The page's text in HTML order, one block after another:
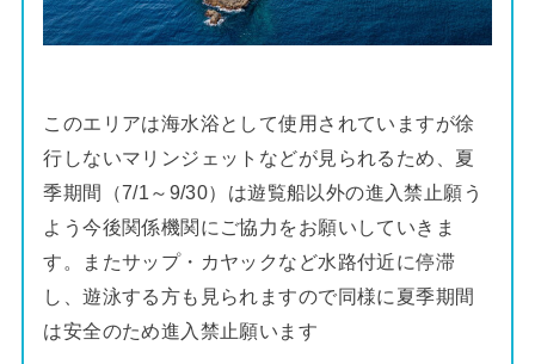
このエリアは海水浴として使用されていますが徐
行しないマリンジェットなどが見られるため、夏
季期間（7/1～9/30）は遊覧船以外の進入禁止願う
よう今後関係機関にご協力をお願いしていきま
す。またサップ・カヤックなど水路付近に停滞
し、遊泳する方も見られますので同様に夏季期間
は安全のため進入禁止願います